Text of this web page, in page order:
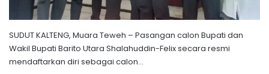
SUDUT KALTENG, Muara Teweh – Pasangan calon Bupati dan
Wakil Bupati Barito Utara Shalahuddin-Felix secara resmi
mendaftarkan diri sebagai calon…